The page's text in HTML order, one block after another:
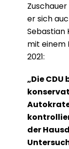
Zuschauer
er sich
Sebastian
mit einem
2021:
„Die
der